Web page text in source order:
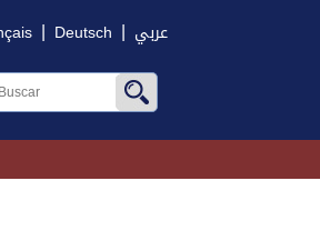
| Deutsch | عربي